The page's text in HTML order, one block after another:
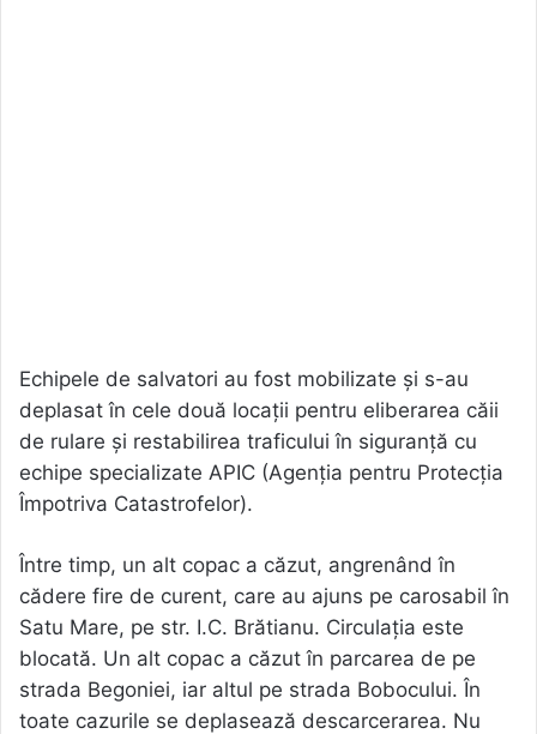
Echipele de salvatori au fost mobilizate și s-au
deplasat în cele două locații pentru eliberarea căii
de rulare și restabilirea traficului în siguranță cu
echipe specializate APIC (Agenția pentru Protecția
Împotriva Catastrofelor).
Între timp, un alt copac a căzut, angrenând în
cădere fire de curent, care au ajuns pe carosabil în
Satu Mare, pe str. I.C. Brătianu. Circulația este
blocată. Un alt copac a căzut în parcarea de pe
strada Begoniei, iar altul pe strada Bobocului. În
toate cazurile se deplasează descarcerarea. Nu